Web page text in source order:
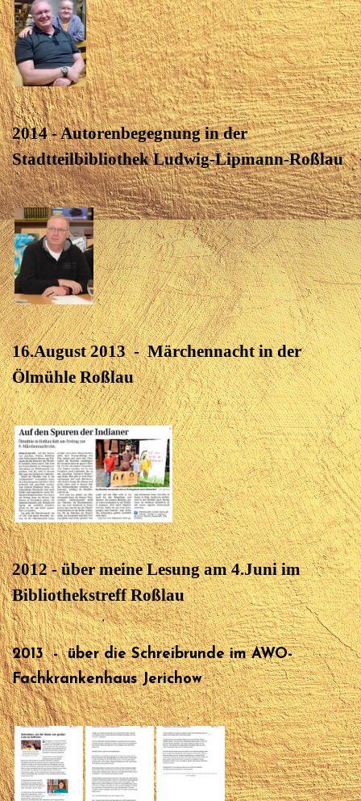
2014 - Autorenbegegnung in der
Stadtteilbibliothek Ludwig-Lipmann-Roßlau
16.August 2013 - Märchennacht in der
Ölmühle Roßlau
2012 - über meine Lesung am 4.Juni im
Bibliothekstreff Roßlau
2013 - über die Schreibrunde im AWO-
Fachkrankenhaus Jerichow